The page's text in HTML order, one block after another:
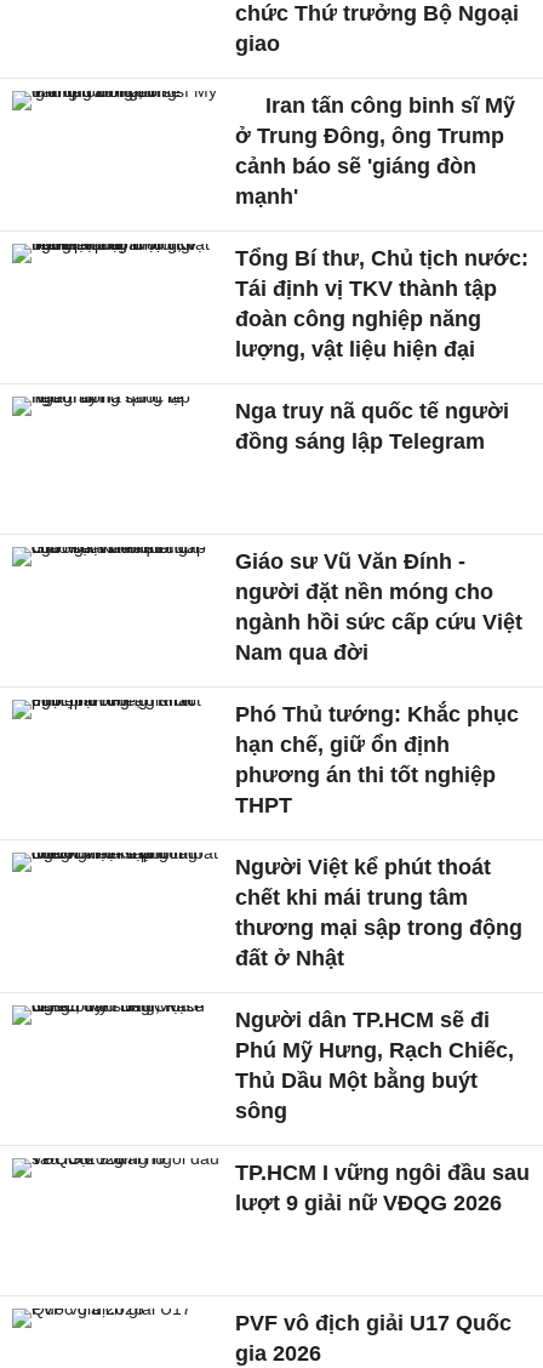
chức Thứ trưởng Bộ Ngoại
giao
Iran tấn công binh sĩ Mỹ
ở Trung Đông, ông Trump
cảnh báo sẽ 'giáng đòn
mạnh'
Tổng Bí thư, Chủ tịch nước:
Tái định vị TKV thành tập
đoàn công nghiệp năng
lượng, vật liệu hiện đại
Nga truy nã quốc tế người
đồng sáng lập Telegram
Giáo sư Vũ Văn Đính -
người đặt nền móng cho
ngành hồi sức cấp cứu Việt
Nam qua đời
Phó Thủ tướng: Khắc phục
hạn chế, giữ ổn định
phương án thi tốt nghiệp
THPT
Người Việt kể phút thoát
chết khi mái trung tâm
thương mại sập trong động
đất ở Nhật
Người dân TP.HCM sẽ đi
Phú Mỹ Hưng, Rạch Chiếc,
Thủ Dầu Một bằng buýt
sông
TP.HCM I vững ngôi đầu sau
lượt 9 giải nữ VĐQG 2026
PVF vô địch giải U17 Quốc
gia 2026